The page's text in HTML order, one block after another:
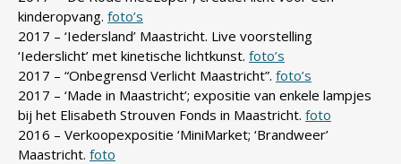
kinderopvang. foto’s
2017 – ‘Iedersland’ Maastricht. Live voorstelling
‘Iederslicht’ met kinetische lichtkunst. foto’s
2017 – “Onbegrensd Verlicht Maastricht”. foto’s
2017 – ‘Made in Maastricht’; expositie van enkele lampjes
bij het Elisabeth Strouven Fonds in Maastricht. foto
2016 – Verkoopexpositie ‘MiniMarket; ‘Brandweer’
Maastricht. foto